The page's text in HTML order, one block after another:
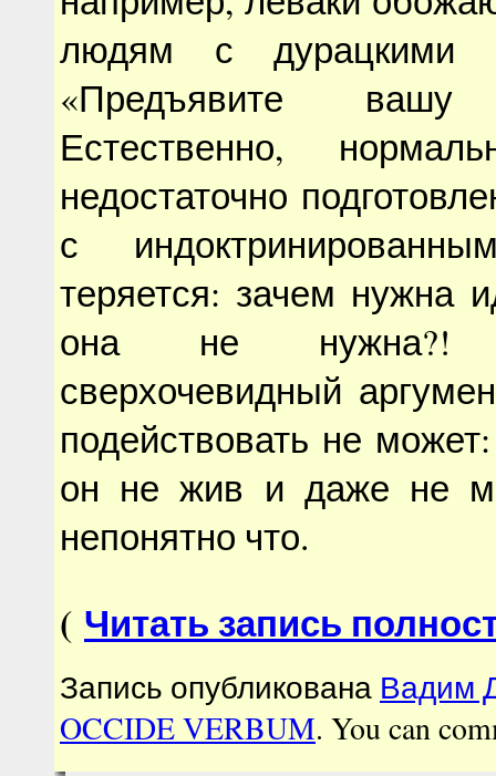
людям с дурацкими
«Предъявите вашу
Естественно,
недостаточно
с
теряется: зачем нужна
она не нужна?!
сверхочевидный
подействовать не
он не жив и даже не
непонятно что.
( Читать запись
Запись опубликована Вадим
OCCIDE VERBUM. You can